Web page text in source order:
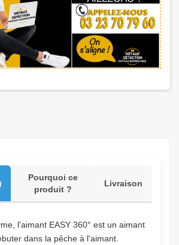
Pourquoi ce
produit ?
Livraison
l'aimant EASY 360° est un aimant
dans la pêche à l'aimant.